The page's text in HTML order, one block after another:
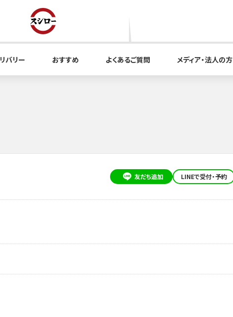
バリー おすすめ よくあるご質問 メディア・法人の方
友だち追加 LINEで受付・予約